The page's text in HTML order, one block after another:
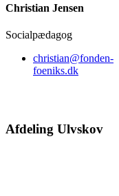
Christian Jensen
Socialpædagog
christian@fonden-
foeniks.dk
Afdeling Ulvskov